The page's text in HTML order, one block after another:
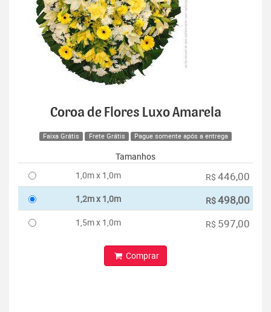
Coroa de Flores Luxo Amarela
Faixa Grátis Frete Grátis Pague somente após a entrega
Tamanhos
1,0m x 1,0m
R$ 446,00
1,2m x 1,0m R$498,00
1,5m x 1,0m R$ 597,00
Comprar